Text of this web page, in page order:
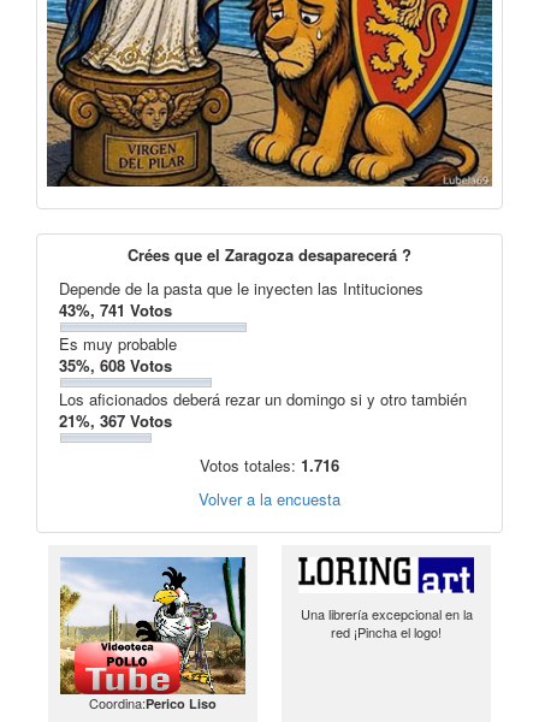
Crées que el Zaragoza desaparecerá ?
Depende de la pasta que le inyecten las Intituciones
43%, 741 Votos
Es muy probable
35%, 608 Votos
Los aficionados deberá rezar un domingo si y otro también
21%, 367 Votos
Votos totales: 1.716
Volver a la encuesta
Coordina:Perico Liso
Una librería excepcional en la
red ¡Pincha el logo!